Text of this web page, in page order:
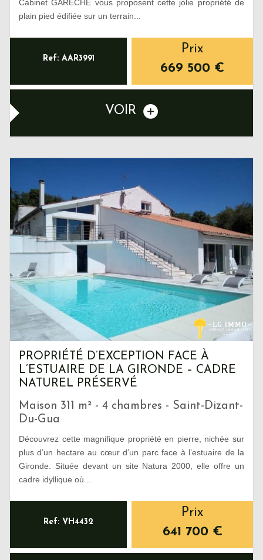
Cabinet GARÉCHÉ vous proposent cette jolie propriété de
plain pied édifiée sur un terrain...
Ref: AAR3991
Prix
669 500 €
VOIR
PROPRIÉTÉ D’EXCEPTION FACE À
L’ESTUAIRE DE LA GIRONDE – CADRE
NATUREL PRÉSERVÉ
Maison 311 m² - 4 chambres - Saint-Dizant-
Du-Gua
Découvrez cette magnifique propriété en pierre, nichée sur
plus d’un hectare au cœur d’un parc face à l’estuaire de la
Gironde. Située devant un site Natura 2000, elle offre un
cadre idyllique où...
Ref: VH4432
Prix
641 700 €